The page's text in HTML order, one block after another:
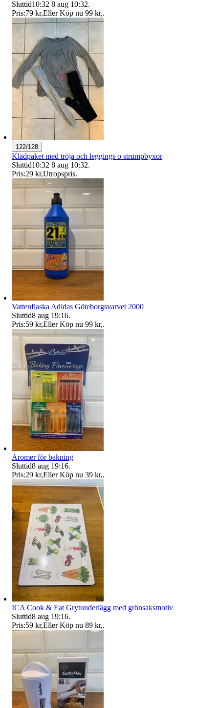
Sluttid10:32 8 aug 10:32.
Pris:79 kr,Eller Köp nu 99 kr,.
122/128
Klädpaket med tröja och leggings o strumpbyxor
Sluttid10:32 8 aug 10:32.
Pris:29 kr,Utropspris.
Vattenflaska Adidas Göteborgsvarvet 2000
Sluttid8 aug 19:16.
Pris:59 kr,Eller Köp nu 99 kr,.
Aromer för bakning
Sluttid8 aug 19:16.
Pris:29 kr,Eller Köp nu 39 kr,.
ICA Cook & Eat Grytunderlägg med grönsaksmotiv
Sluttid8 aug 19:16.
Pris:59 kr,Eller Köp nu 89 kr,.